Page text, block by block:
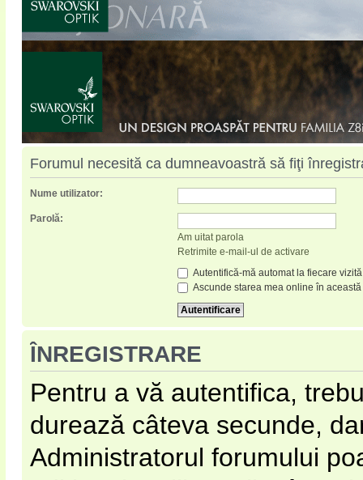
Forumul necesită ca dumneavoastră să fiţi
Nume utilizator:
Parolă:
Am uitat parola
Retrimite e-mail-ul de activare
Autentifică-mă automat la fiecare vizită
Ascunde starea mea online în
ÎNREGISTRARE
Pentru a vă autentifica,
durează câteva secunde,
Administratorul forumului